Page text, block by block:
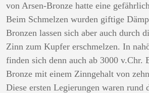
von Arsen-Bronze hatte eine
Beim Schmelzen wurden giftige
Bronzen lassen sich aber auch durch
Zinn zum Kupfer erschmelzen. In
finden sich denn auch ab 3000 v.Chr.
Bronze mit einem Zinngehalt von
Diese ersten Legierungen waren rund